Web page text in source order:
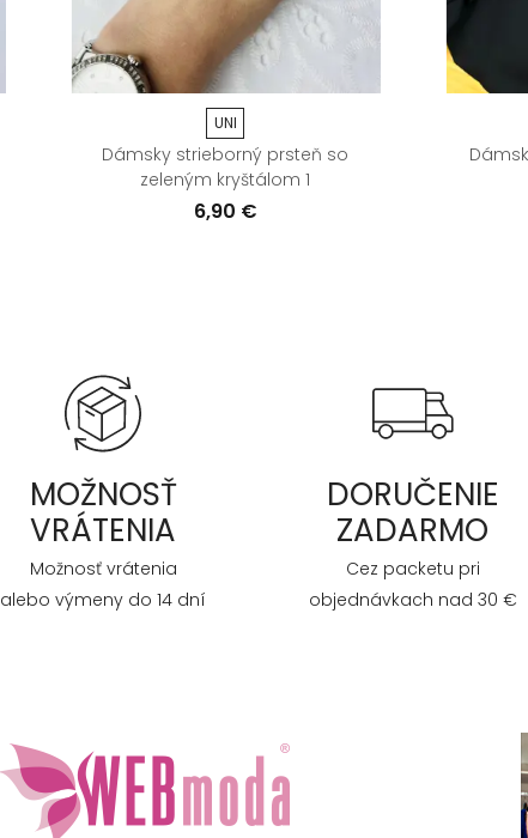
UNI
Dámsky strieborný prsteň so
zeleným kryštálom 1
6,90 €
MOŽNOSŤ
VRÁTENIA
Možnosť vrátenia
alebo výmeny do 14 dní
DORUČENIE
ZADARMO
Cez packetu pri
objednávkach nad 30 €